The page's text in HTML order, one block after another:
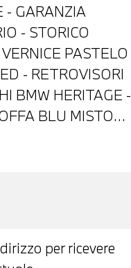
- GARANZIA
- STORICO
PASTELO
- RETROVISORI
BMW HERITAGE -
BLU MISTO
GUARD
CHIAMATA DI
INTERNO
-
per ricevere